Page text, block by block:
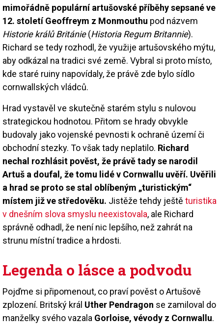
mimořádně populární artušovské příběhy sepsané ve
12. století Geoffreym z Monmouthu pod názvem
Historie králů Británie(Historia Regum Britannie).
Richard se tedy rozhodl, že využije artušovského mýtu,
aby odkázal na tradici své země. Vybral si proto místo,
kde staré ruiny napovídaly, že právě zde bylo sídlo
cornwallských vládců.
Hrad vystavěl ve skutečně starém stylu s nulovou
strategickou hodnotou. Přitom se hrady obvykle
budovaly jako vojenské pevnosti k ochraně území či
obchodní stezky. To však tady neplatilo. Richard
nechal rozhlásit pověst, že právě tady se narodil
Artuš a doufal, že tomu lidé v Cornwallu uvěří. Uvěřili
a hrad se proto se stal oblíbeným „turistickým“
místem již ve středověku. Jistěže tehdy ještě turistika
v dnešním slova smyslu neexistovala, ale Richard
správně odhadl, že není nic lepšího, než zahrát na
strunu místní tradice a hrdosti.
Legenda o lásce a podvodu
Pojďme si připomenout, co praví pověst o Artušově
zplození. Britský král Uther Pendragon se zamiloval do
manželky svého vazala Gorloise, vévody z Cornwallu.